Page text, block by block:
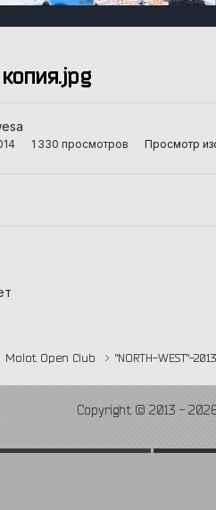
1 330 просмотров Просмотр
Molot Open Club "NORTH-WEST"-
Copyright © 2013 -